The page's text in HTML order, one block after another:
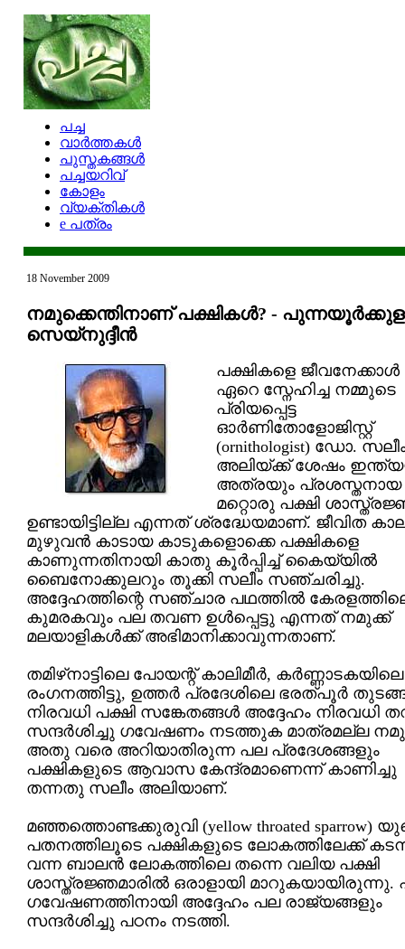
പച്ച
വാര്‍ത്തകള്‍
പുസ്തകങ്ങള്‍
പച്ചയറിവ്
കോളം
വ്യക്തികള്‍
e പത്രം
18 November 2009
നമുക്കെന്തിനാണ് പക്ഷികള്‍? -
സെയ്‌നുദ്ദീന്‍
പക്ഷികളെ ജീവനേക്കാള്‍
ഏറെ സ്നേഹിച്ച നമ്മുടെ
പ്രിയപ്പെട്ട
ഓര്‍ണിതോളോജിസ്റ്റ്
(ornithologist) ഡോ.
അലിയ്ക്ക് ശേഷം
അത്രയും പ്രശസ്തനായ
മറ്റൊരു പക്ഷി
ഉണ്ടായിട്ടില്ല എന്നത് ശ്രദ്ധേയമാണ്. ജീവിത
മുഴുവന്‍ കാടായ കാടുകളൊക്കെ പക്ഷികളെ
കാണുന്നതിനായി കാതു കൂര്‍പ്പിച്ച് കൈയ്യില്‍
ബൈനോക്കുലറും തൂക്കി സലീം സഞ്ചരിച്ചു.
അദ്ദേഹത്തിന്റെ സഞ്ചാര പഥത്തില്‍
കുമരകവും പല തവണ ഉള്‍പ്പെട്ടു എന്നത് നമുക്ക്
മലയാളികള്‍ക്ക് അഭിമാനിക്കാവുന്നതാണ്.
തമിഴ്‌നാട്ടിലെ പോയന്റ് കാലിമീര്‍, കര്‍ണ്ണാടകയിലെ
രംഗനത്തിട്ടു, ഉത്തര്‍ പ്രദേശിലെ ഭരത്പൂര്‍
നിരവധി പക്ഷി സങ്കേതങ്ങള്‍ അദ്ദേഹം നിരവധി
സന്ദര്‍ശിച്ചു ഗവേഷണം നടത്തുക മാത്രമല്ല
അതു വരെ അറിയാതിരുന്ന പല പ്രദേശങ്ങളും
പക്ഷികളുടെ ആവാസ കേന്ദ്രമാണെന്ന് കാണിച്ചു
തന്നതു സലീം അലിയാണ്.
മഞ്ഞത്തൊണ്ടക്കുരുവി (yellow throated sparrow)
പതനത്തിലൂടെ പക്ഷികളുടെ ലോകത്തിലേക്ക്
വന്ന ബാലന്‍ ലോകത്തിലെ തന്നെ വലിയ പക്ഷി
ശാസ്ത്രജ്ഞമാരില്‍ ഒരാളായി മാറുകയായിരുന്നു.
ഗവേഷണത്തിനായി അദ്ദേഹം പല രാജ്യങ്ങളും
സന്ദര്‍ശിച്ചു പഠനം നടത്തി.